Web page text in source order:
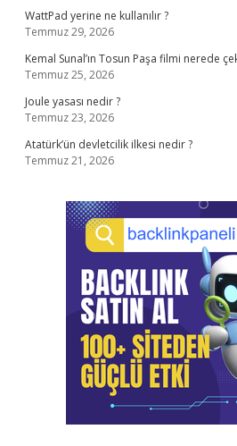
WattPad yerine ne kullanılır ?
Temmuz 29, 2026
Kemal Sunal’ın Tosun Paşa filmi nerede
Temmuz 25, 2026
Joule yasası nedir ?
Temmuz 23, 2026
Atatürk’ün devletcilik ilkesi nedir ?
Temmuz 21, 2026